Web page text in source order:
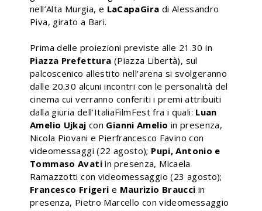
nell’Alta Murgia, e LaCapaGira di Alessandro
Piva, girato a Bari.
Prima delle proiezioni previste alle 21.30 in
Piazza Prefettura (Piazza Libertà), sul
palcoscenico allestito nell’arena si svolgeranno
dalle 20.30 alcuni incontri con le personalità del
cinema cui verranno conferiti i premi attribuiti
dalla giuria dell’ItaliaFilmFest fra i quali: Luan
Amelio Ujkaj con Gianni Amelio in presenza,
Nicola Piovani e Pierfrancesco Favino con
videomessaggi (22 agosto); Pupi, Antonio e
Tommaso Avatiin presenza, Micaela
Ramazzotti con videomessaggio (23 agosto);
Francesco Frigeri e Maurizio Braucci in
presenza, Pietro Marcello con videomessaggio